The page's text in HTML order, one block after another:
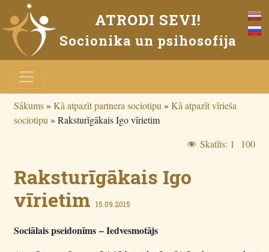
ATRODI SEVI!
Socionika un psihosofija
Sākums» Kā atpazīt partnera sociotipu » Kā atpazīt vīrieša
sociotipu » Raksturīgākais Igo vīrietim
Skatīts: 1 100
Raksturīgākais Igo
vīrietim 15.09.2015
Sociālais pseidonīms – Iedvesmotājs